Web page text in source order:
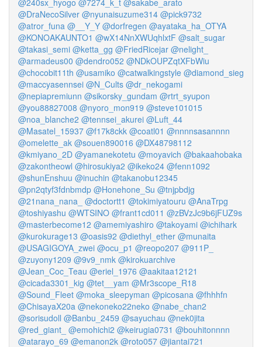
@240sx_hyogo @7274_k_t @sakabe_arato
@DraNecoSilver @nyunaisuzume314 @pick9732
@atror_funa @__Y_Y @dorfregen @ayataka_ha_OTYA
@KONOAKAUNTO1 @wX14NnXWUqhlxtF @salt_sugar
@takasi_semi @ketta_gg @FriedRicejar @nelight_
@armadeus00 @dendro052 @NDkOUPZqtXFbWiu
@chocobit11th @usamiko @catwalkingstyle @diamond_sieg
@maccyasennsei @N_Cults @dr_nekogami
@nepiapremiunn @sikorsky_gundam @rtrt_syupon
@you88827008 @nyoro_mon919 @steve101015
@noa_blanche2 @tennsei_akurei @Luft_44
@Masatel_15937 @f17k8ckk @coatl01 @nnnnsasannnn
@omelette_ak @souen890016 @DX48798112
@kmiyano_2D @yamanekotetu @moyavich @bakaahobaka
@zakontheowl @hirosukiya2 @ikeko24 @fenn1092
@shunEnshuu @inuchin @takanobu12345
@pn2qtyf3fdnbmdp @Honehone_Su @tnjpbdjg
@21nana_nana_ @doctortt1 @tokimiyatouru @AnaTrpg
@toshiyashu @WTSINO @frant1cd011 @zBVzJc9b6jFUZ9s
@masterbecome12 @amemiyashiro @takoyami @ichihark
@kurokurage13 @oasis92 @diethyl_ether @munaita
@USAGIGOYA_zwei @ocu_p1 @reopo207 @911P_
@zuyony1209 @9v9_nmk @kirokuarchive
@Jean_Coc_Teau @eriel_1976 @aakitaa12121
@cicada3301_kig @tet__yam @Mr3scope_R18
@Sound_Fleet @moka_sleepyman @picosana @fhhhfn
@ChisayaX20a @nekoneko22neko @nabe_chan2
@sorisudoll @Banbu_2459 @sayuchau @nek0jita
@red_giant_ @emohichi2 @keirugia0731 @bouhitonnnn
@atarayo_69 @emanon2k @roto057 @jiantai721